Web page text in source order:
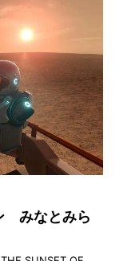
みなとみら